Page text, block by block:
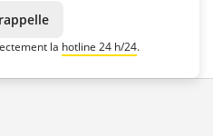
la hotline 24 h/24.